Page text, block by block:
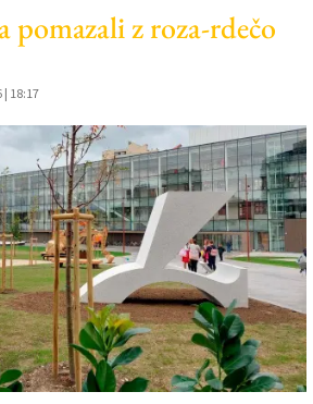
pomazali z roza-rdečo
| 18:17